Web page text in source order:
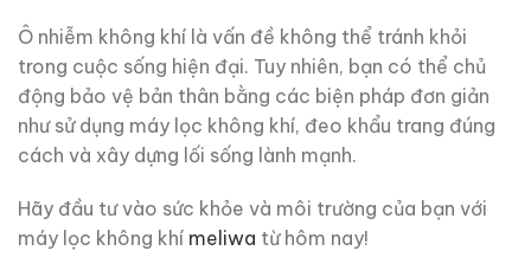
Ô nhiễm không khí là vấn đề không thể tránh khỏi
trong cuộc sống hiện đại. Tuy nhiên, bạn có thể chủ
động bảo vệ bản thân bằng các biện pháp đơn giản
như sử dụng máy lọc không khí, đeo khẩu trang đúng
cách và xây dựng lối sống lành mạnh.
Hãy đầu tư vào sức khỏe và môi trường của bạn với
máy lọc không khí meliwa từ hôm nay!